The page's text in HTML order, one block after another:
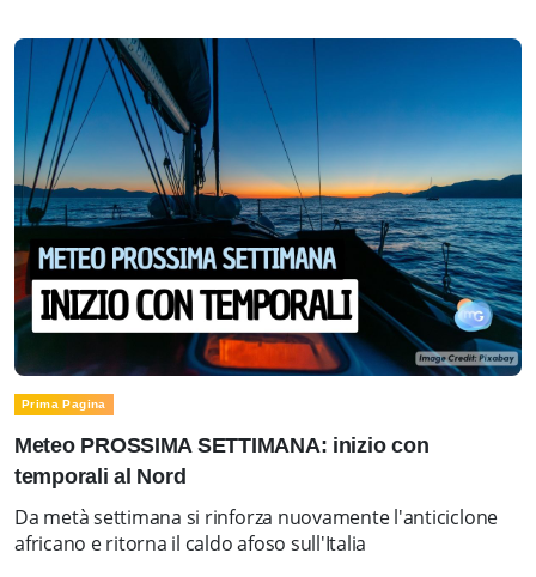
Prima Pagina
Meteo PROSSIMA SETTIMANA: inizio con
temporali al Nord
Da metà settimana si rinforza nuovamente l'anticiclone
africano e ritorna il caldo afoso sull'Italia